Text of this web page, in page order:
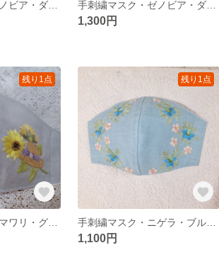
手刺繍マスク・ゼノビア・ダークブルー・S・No.26
1,300円
残り1点
手刺繍マスク・ヒマワリ・グレー・S・No.29
残り1点
1,100円